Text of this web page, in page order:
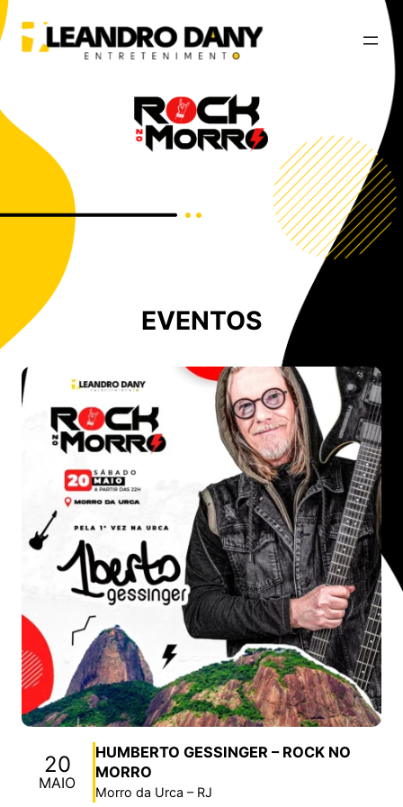
EVENTOS
20
MAIO
HUMBERTO GESSINGER – ROCK NO
MORRO
Morro da Urca – RJ